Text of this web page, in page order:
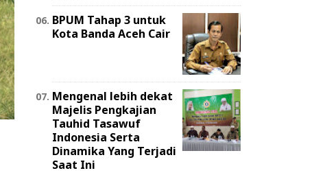
BPUM Tahap 3 untuk
Kota Banda Aceh Cair
Mengenal lebih dekat
Majelis Pengkajian
Tauhid Tasawuf
Indonesia Serta
Dinamika Yang Terjadi
Saat Ini